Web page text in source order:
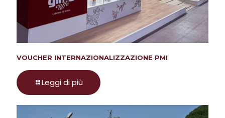
VOUCHER INTERNAZIONALIZZAZIONE PMI
Leggi di più